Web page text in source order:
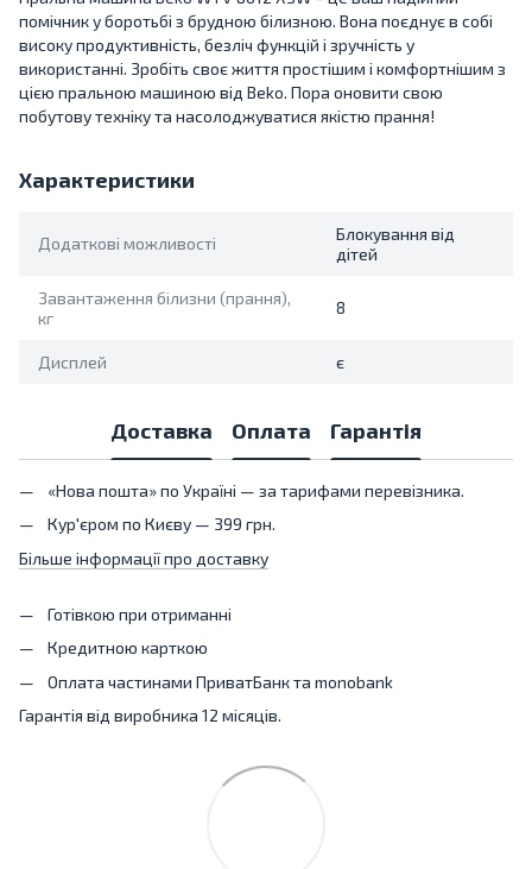
помічник у боротьбі з брудною білизною. Вона поєднує в собі
високу продуктивність, безліч функцій і зручність у
використанні. Зробіть своє життя простішим і комфортнішим з
цією пральною машиною від Beko. Пора оновити свою
побутову техніку та насолоджуватися якістю прання!
Характеристики
Додаткові можливості
Блокування від
дітей
Завантаження білизни (прання),
кг
8
Дисплей є
Доставка Оплата Гарантія
«Нова пошта» по Україні — за тарифами перевізника.
Кур'єром по Києву — 399 грн.
Більше інформації про доставку
Готівкою при отриманні
Кредитною карткою
Оплата частинами ПриватБанк та monobank
Гарантія від виробника 12 місяців.